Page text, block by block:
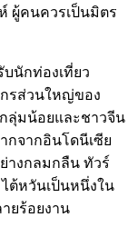
ผู้คนควรเป็นมิตร
นักท่องเที่ยว
รส่วนใหญ่ของ
ลุ่มน้อยและชาวจีน
จากอินโดนีเซีย
างกลมกลืน ทัวร์
ต้หวันเป็นหนึ่งใน
ยร้อยงาน